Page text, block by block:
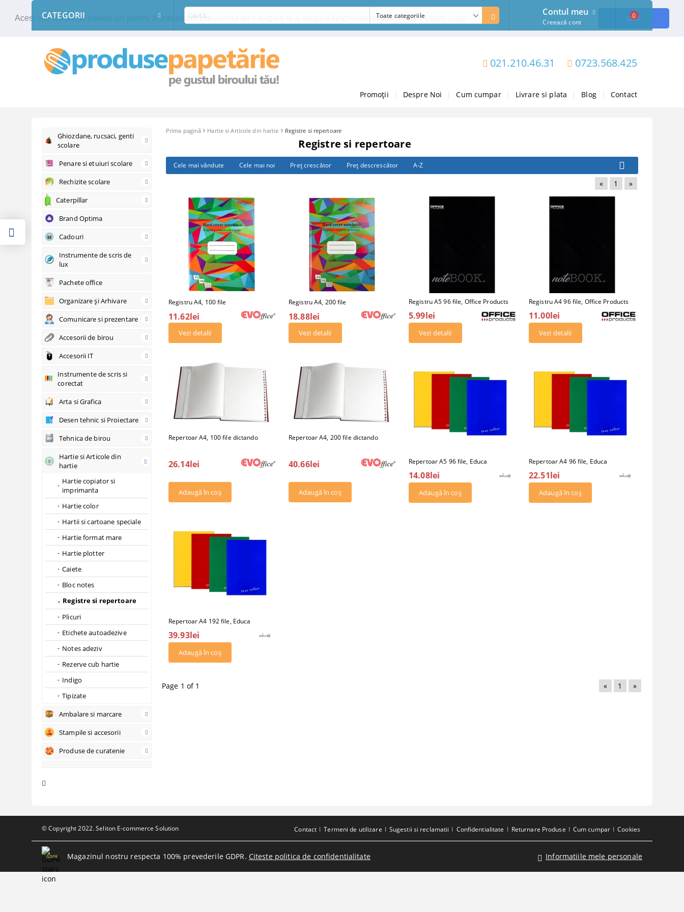
Acest site foloseste cookie-uri pentru a imbunatati experienta de navigare si a asigura functionalitati aditionale. OK!
021.210.46.31 0723.568.425
Promoții Despre Noi Cum cumpar Livrare si plata Blog Contact
CATEGORII Contul meu
Creează cont
0
Ghiozdane, rucsaci, genti
scolare
Penare si etuiuri scolare
Rechizite scolare
Caterpillar
Brand Optima
Cadouri
Instrumente de scris de
lux
Pachete office
Organizare şi Arhivare
Comunicare si prezentare
Accesorii de birou
Accesorii IT
Instrumente de scris si
corectat
Arta si Grafica
Desen tehnic si Proiectare
Tehnica de birou
Hartie si Articole din
hartie
Hartie copiator si
imprimanta
Hartie color
Hartii si cartoane speciale
Hartie format mare
Hartie plotter
Caiete
Bloc notes
Registre si repertoare
Plicuri
Etichete autoadezive
Notes adeziv
Rezerve cub hartie
Indigo
Tipizate
Ambalare si marcare
Stampile si accesorii
Produse de curatenie
Prima pagină Hartie si Articole din hartie Registre si repertoare
Registre si repertoare
Cele mai vândute Cele mai noi Preţ crescător Preţ descrescător A-Z
« 1 »
Registru A4, 100 file
11.62lei
Vezi detalii
Registru A4, 200 file
18.88lei
Vezi detalii
Registru A5 96 file, Office Products
5.99lei
Vezi detalii
Registru A4 96 file, Office Products
11.00lei
Vezi detalii
Repertoar A4, 100 file dictando
26.14lei
Repertoar A4, 200 file dictando
40.66lei Repertoar A5 96 file, Educa
14.08lei
Repertoar A4 96 file, Educa
22.51lei
Repertoar A4 192 file, Educa
39.93lei
Page 1 of 1 « 1 »
© Copyright 2022. Seliton E-commerce Solution Contact Termeni de utilizare Sugestii si reclamatii Confidentialitate Returnare Produse Cum cumpar Cookies
GDPR Magazinul nostru respecta 100% prevederile GDPR. Citeste politica de confidentialitate Informatiile mele personale